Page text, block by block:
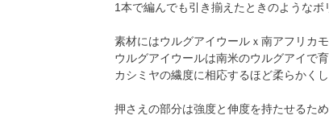
1本で編んでも引き揃えたときのようなボ
素材にはウルグアイウールｘ南アフリカ
ウルグアイウールは南米のウルグアイで
カシミヤの繊度に相応するほど柔らかく
押さえの部分は強度と伸度を持たせるた